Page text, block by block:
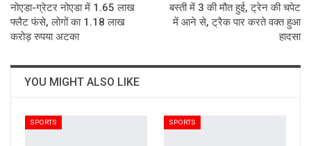
नोएडा-ग्रेटर नोएडा में 1.65 लाख
फ्लैट फंसे, लोगों का 1.18 लाख
करोड़ रुपया अटका
बस्ती में 3 की मौत हुई, ट्रेन की चपेट
में आने से, ट्रैक पार करते वक्त हुआ
हादसा
YOU MIGHT ALSO LIKE
SPORTS SPORTS